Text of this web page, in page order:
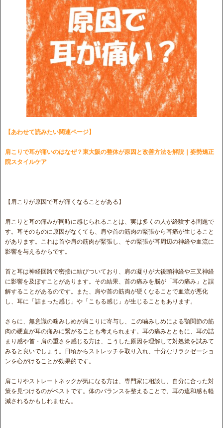
【あわせて読みたい関連ページ】
肩こりで耳が痛いのはなぜ？東大阪の整体が原因と改善方法を解説｜姿勢矯正
院スタイルケア
【肩こりが原因で耳が痛くなることがある】
肩こりと耳の痛みが同時に感じられることは、実は多くの人が経験する問題で
す。耳そのものに原因がなくても、肩や首の筋肉の緊張から耳痛が生じること
があります。これは首や肩の筋肉が緊張し、その緊張が耳周辺の神経や血流に
影響を与えるからです。
首と耳は神経回路で密接に結びついており、肩の凝りが大後頭神経や三叉神経
に影響を及ぼすことがあります。その結果、首の痛みを脳が「耳の痛み」と誤
解することがあるのです。また、肩や首の筋肉が硬くなることで血流が悪化
し、耳に「詰まった感じ」や「こもる感じ」が生じることもあります。
さらに、無意識の噛みしめが肩こりに寄与し、この噛みしめによる顎関節の筋
肉の硬直が耳の痛みに繋がることも考えられます。耳の痛みとともに、耳の詰
まり感や首・肩の重さを感じる方は、こうした原因を理解して対処策を試みて
みると良いでしょう。日頃からストレッチを取り入れ、十分なリラクゼーショ
ンを心がけることが効果的です。
肩こりやストレートネックが気になる方は、専門家に相談し、自分に合った対
策を見つけるのがベストです。体のバランスを整えることで、耳の違和感も軽
減されるかもしれません。